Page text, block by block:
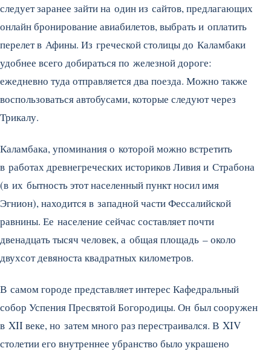
следует заранее зайти на один из сайтов, предлагающих
онлайн бронирование авиабилетов, выбрать и оплатить
перелет в Афины. Из греческой столицы до Каламбаки
удобнее всего добираться по железной дороге:
ежедневно туда отправляется два поезда. Можно также
воспользоваться автобусами, которые следуют через
Трикалу.
Каламбака, упоминания о которой можно встретить
в работах древнегреческих историков Ливия и Страбона
(в их бытность этот населенный пункт носил имя
Эгнион), находится в западной части Фессалийской
равнины. Ее население сейчас составляет почти
двенадцать тысяч человек, а общая площадь – около
двухсот девяноста квадратных километров.
В самом городе представляет интерес Кафедральный
собор Успения Пресвятой Богородицы. Он был сооружен
в XII веке, но затем много раз перестраивался. В XIV
столетии его внутреннее убранство было украшено